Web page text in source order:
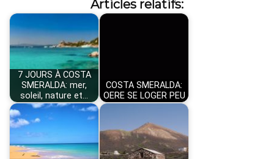
Articles relatifs:
7 JOURS À COSTA
SMERALDA: mer,
soleil, nature et…
COSTA SMERALDA:
OERE SE LOGER PEU